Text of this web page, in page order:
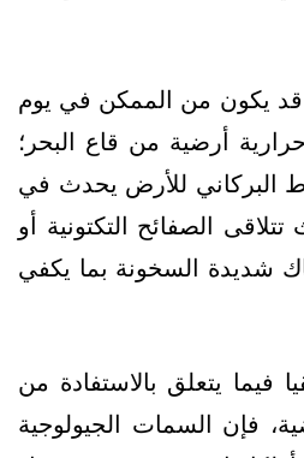
يكون من الممكن في يوم
أرضية من قاع البحر؛
البركاني للأرض يحدث في
الصفائح التكتونية أو
شديدة السخونة بما يكفي
فيما يتعلق بالاستفادة من
فإن السمات الجيولوجية